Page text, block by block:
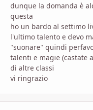
dunque la domanda è
questa
ho un bardo al settimo
l'ultimo talento e devo
"suonare" quindi
talenti e magie (castate
di altre classi
vi ringrazio